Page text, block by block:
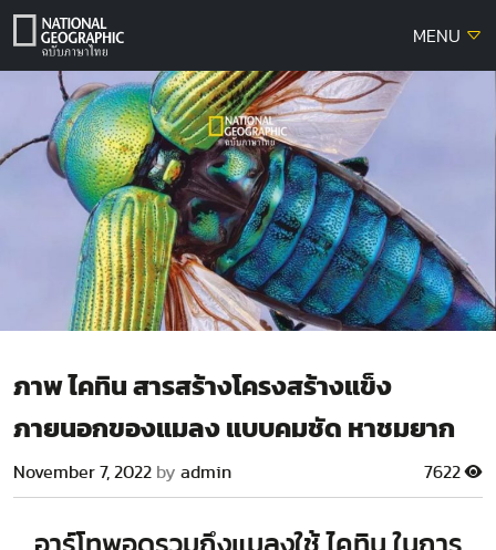
Skip
MENU
ภาพ ไคทิน สารสร้างโครงสร้างแข็ง
ภายนอกของแมลง แบบคมชัด หาชมยาก
November 7, 2022 by admin 7622